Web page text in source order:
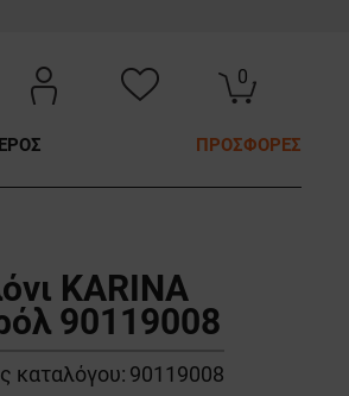
0
ΠΡΟΣΦΟΡΕΣ
KARINA
90119008
καταλόγου: 90119008